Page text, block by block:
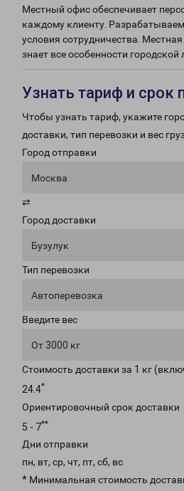
Местный офис обеспечивает
каждому клиенту.
условия сотрудничества.
знает все особенности городской
Узнать тариф и срок
Чтобы узнать тариф, укажите
доставки, тип перевозки и вес
Город отправки
Москва
⇄
Город доставки
Бузулук
Тип перевозки
Автоперевозка
Введите вес
От 3000 кг
Стоимость доставки за 1 кг
24.4*
Ориентировочный срок доставки
5 - 7**
Дни отправки
пн, вт, ср, чт, пт, сб, вс
* Минимальная стоимость